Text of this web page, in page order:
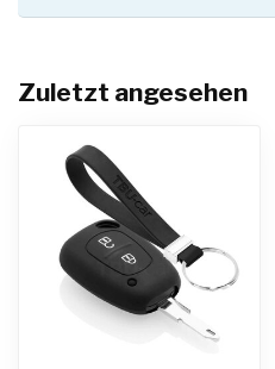
Zuletzt angesehen